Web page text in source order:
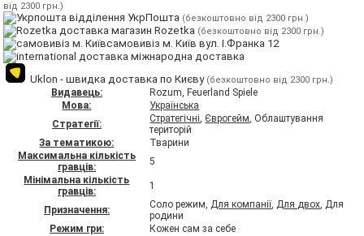
від 2300 грн.)
відділення УкрПошта (безкоштовно від 2300 грн.)
магазин Rozetka (безкоштовно від 2300 грн.)
самовивіз м. Київ вул. І.Франка 12
міжнародна доставка
Uklon - швидка доставка по Києву (безкоштовно від 2300 грн.)
Видавець:
Rozum, Feuerland Spiele
Мова:
Українська
Стратегії:
Стратегічні,Єврогейм, Облаштування
територій
За тематикою:
Тварини
Максимальна кількість
гравців:
5
Мінімальна кількість
гравців:
1
Призначення: Соло режим,Для компанії,Для двох, Для
родини
Режим гри:
Кожен сам за себе